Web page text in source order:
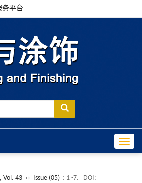
务平台
Vol. 43 ›› Issue (05) : 1 -7.
DOI: